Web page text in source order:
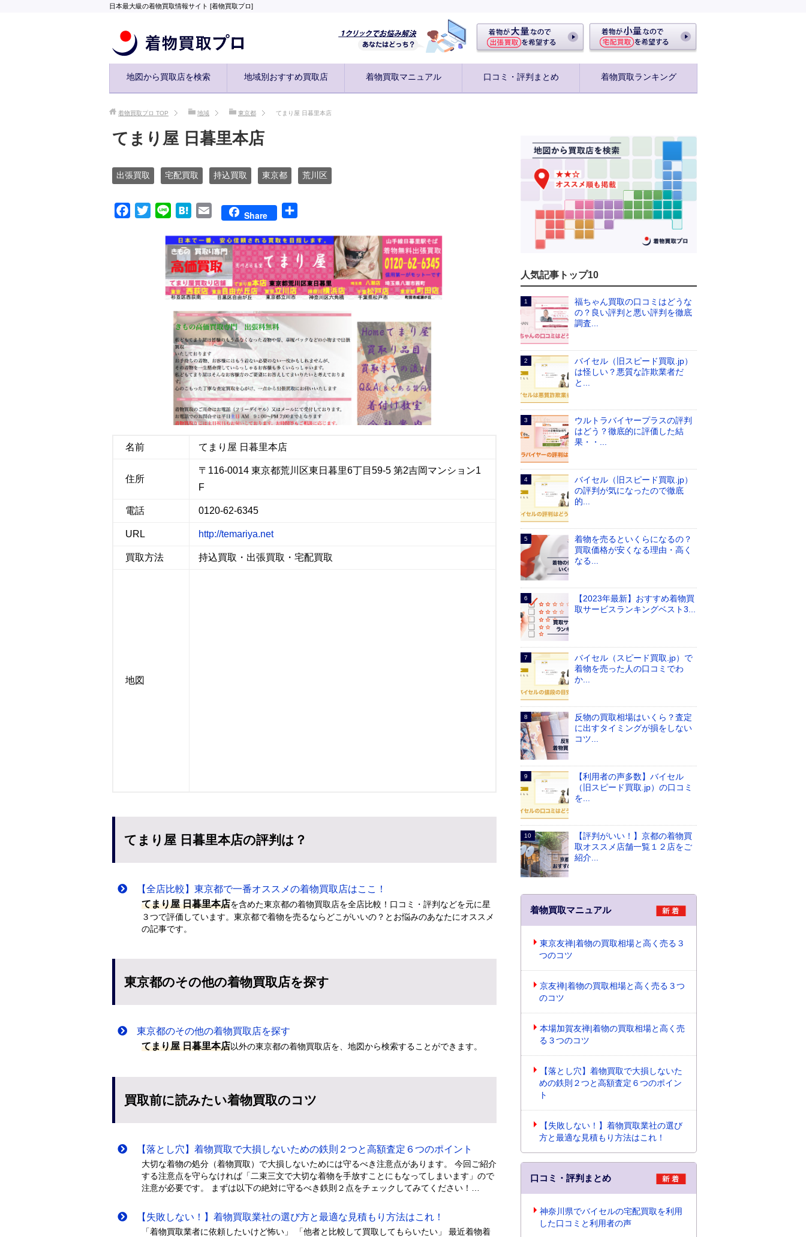
日本最大級の着物買取情報サイト [着物買取プロ]
地図から買取店を検索 地域別おすすめ買取店 着物買取マニュアル 口コミ・評判まとめ 着物買取ランキング
着物買取プロ TOP 地域 東京都 てまり屋 日暮里本店
てまり屋 日暮里本店
出張買取 宅配買取 持込買取 東京都 荒川区
e
t
e
n
a
a
i
l
Share
名前 てまり屋 日暮里本店
住所
〒116-0014 東京都荒川区東日暮里6丁目59-5 第2吉岡マンション1
F
電話 0120-62-6345
URL http://temariya.net
買取方法 持込買取・出張買取・宅配買取
地図
てまり屋 日暮里本店の評判は？
【全店比較】東京都で一番オススメの着物買取店はここ！
てまり屋 日暮里本店を含めた東京都の着物買取店を全店比較！口コミ・評判などを元に星
３つで評価しています。東京都で着物を売るならどこがいいの？とお悩みのあなたにオススメ
の記事です。
東京都のその他の着物買取店を探す
東京都のその他の着物買取店を探す
てまり屋 日暮里本店以外の東京都の着物買取店を、地図から検索することができます。
買取前に読みたい着物買取のコツ
【落とし穴】着物買取で大損しないための鉄則２つと高額査定６つのポイント
大切な着物の処分（着物買取）で大損しないためには守るべき注意点があります。 今回ご紹介
する注意点を守らなければ「二束三文で大切な着物を手放すことにもなってしまいます」ので
注意が必要です。 まずは以下の絶対に守るべき鉄則２点をチェックしてみてください！…
【失敗しない！】着物買取業社の選び方と最適な見積もり方法はこれ！
「着物買取業者に依頼したいけど怖い」 「他者と比較して買取してもらいたい」 最近着物着
人気記事トップ10
福ちゃん買取の口コミはどうな
の？良い評判と悪い評判を徹底
調査...
バイセル（旧スピード買取.jp）
は怪しい？悪質な詐欺業者だ
と...
ウルトラバイヤープラスの評判
はどう？徹底的に評価した結
果・・...
バイセル（旧スピード買取.jp）
の評判が気になったので徹底
的...
着物を売るといくらになるの？
買取価格が安くなる理由・高く
なる...
【2023年最新】おすすめ着物買
取サービスランキングベスト3...
バイセル（スピード買取.jp）で
着物を売った人の口コミでわ
か...
反物の買取相場はいくら？査定
に出すタイミングが損をしない
コツ...
【利用者の声多数】バイセル
（旧スピード買取.jp）の口コミ
を...
【評判がいい！】京都の着物買
取オススメ店舗一覧１２店をご
紹介...
着物買取マニュアル
東京友禅|着物の買取相場と高く売る３
つのコツ
京友禅|着物の買取相場と高く売る３つ
のコツ
本場加賀友禅|着物の買取相場と高く売
る３つのコツ
【落とし穴】着物買取で大損しないた
めの鉄則２つと高額査定６つのポイン
ト
【失敗しない！】着物買取業社の選び
方と最適な見積もり方法はこれ！
口コミ・評判まとめ
神奈川県でバイセルの宅配買取を利用
した口コミと利用者の声